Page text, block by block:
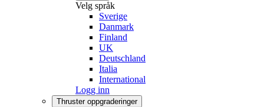
Velg språk
Sverige
Danmark
Finland
UK
Deutschland
Italia
International
Logg inn
Thruster oppgraderinger